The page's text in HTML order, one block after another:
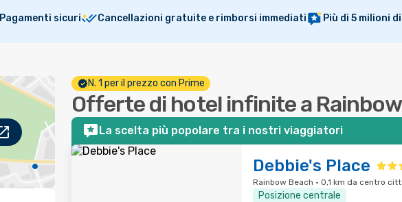
Pagamenti sicuri Cancellazioni gratuite e rimborsi immediati Più di 5 milioni
N. 1 per il prezzo con Prime
Offerte di hotel infinite a
La scelta più popolare tra i nostri viaggiatori
Debbie's Place
Rainbow Beach · 0,1 km da centro
Posizione centrale